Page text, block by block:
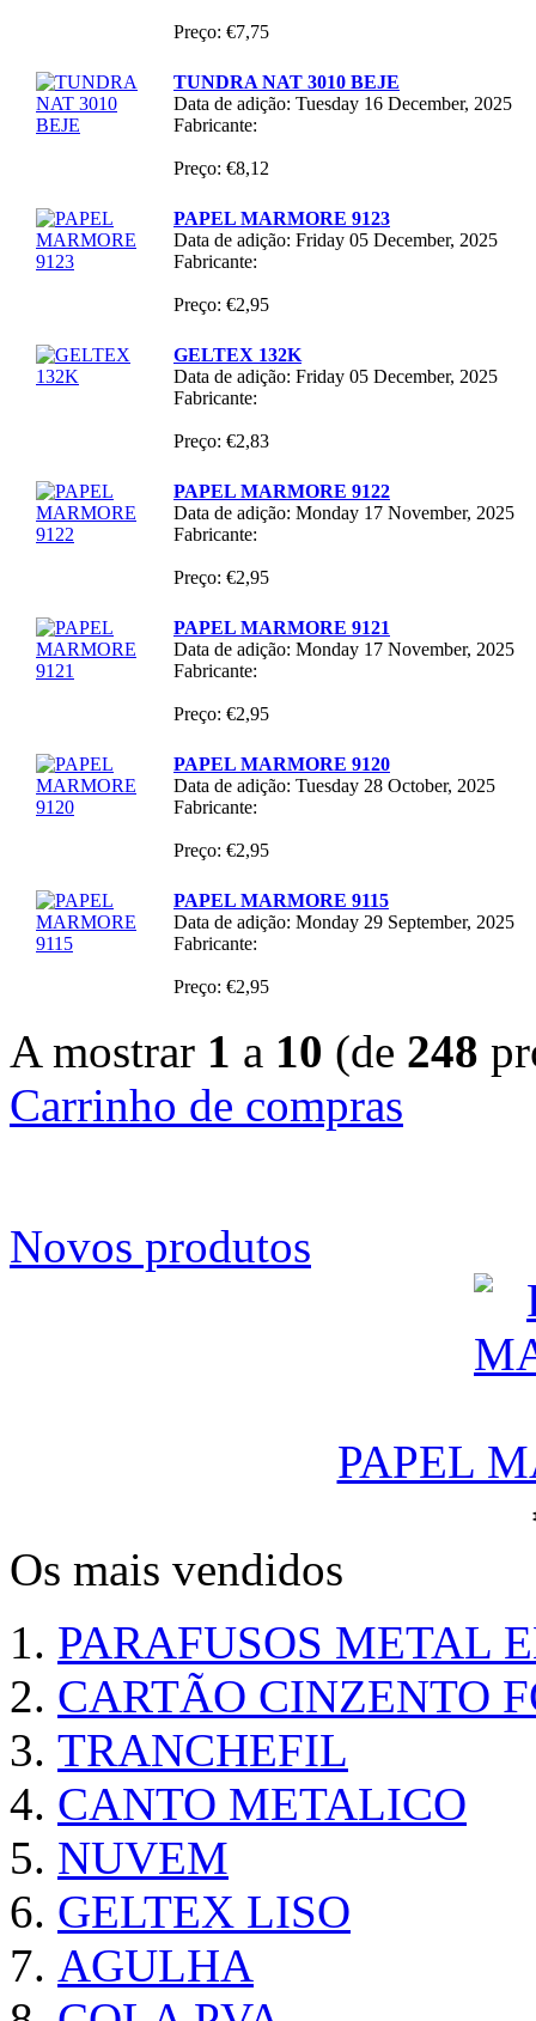
Preço: €7,75
TUNDRA NAT 3010 BEJE
Data de adição: Tuesday 16 December, 2025
Fabricante:
Preço: €8,12
PAPEL MARMORE 9123
Data de adição: Friday 05 December, 2025
Fabricante:
Preço: €2,95
GELTEX 132K
Data de adição: Friday 05 December, 2025
Fabricante:
Preço: €2,83
PAPEL MARMORE 9122
Data de adição: Monday 17 November, 2025
Fabricante:
Preço: €2,95
PAPEL MARMORE 9121
Data de adição: Monday 17 November, 2025
Fabricante:
Preço: €2,95
PAPEL MARMORE 9120
Data de adição: Tuesday 28 October, 2025
Fabricante:
Preço: €2,95
PAPEL MARMORE 9115
Data de adição: Monday 29 September, 2025
Fabricante:
Preço: €2,95
A mostrar 1 a 10 (de 248
Carrinho de compras
Novos produtos
PAPEL
Os mais vendidos
PARAFUSOS METAL
CARTÃO CINZENTO
TRANCHEFIL
CANTO METALICO
NUVEM
GELTEX LISO
AGULHA